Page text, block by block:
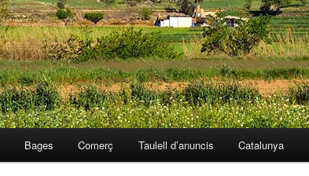
Bages Comerç Taulell d’anuncis Catalunya